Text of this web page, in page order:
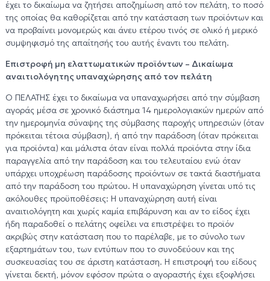
έχει το δικαίωμα να ζητήσει αποζημίωση από τον πελάτη, το ποσό
της οποίας θα καθορίζεται από την κατάσταση των προϊόντων και
να προβαίνει μονομερώς και άνευ ετέρου τινός σε ολικό ή μερικό
συμψηφισμό της απαίτησής του αυτής έναντι του πελάτη.
Επιστροφή μη ελαττωματικών προϊόντων – Δικαίωμα
αναιτιολόγητης υπαναχώρησης από τον πελάτη
Ο ΠΕΛΑΤΗΣ έχει το δικαίωμα να υπαναχωρήσει από την σύμβαση
αγοράς μέσα σε χρονικό διάστημα 14 ημερολογιακών ημερών από
την ημερομηνία σύναψης της σύμβασης παροχής υπηρεσιών (όταν
πρόκειται τέτοια σύμβαση), ή από την παράδοση (όταν πρόκειται
για προϊόντα) και μάλιστα όταν είναι πολλά προϊόντα στην ίδια
παραγγελία από την παράδοση και του τελευταίου ενώ όταν
υπάρχει υποχρέωση παράδοσης προϊόντων σε τακτά διαστήματα
από την παράδοση του πρώτου. Η υπαναχώρηση γίνεται υπό τις
ακόλουθες προϋποθέσεις: Η υπαναχώρηση αυτή είναι
αναιτιολόγητη και χωρίς καμία επιβάρυνση και αν το είδος έχει
ήδη παραδοθεί ο πελάτης οφείλει να επιστρέψει το προϊόν
ακριβώς στην κατάσταση που το παρέλαβε, με το σύνολο των
εξαρτημάτων του, των εντύπων που το συνοδεύουν και της
συσκευασίας του σε άριστη κατάσταση. Η επιστροφή του είδους
γίνεται δεκτή, μόνον εφόσον πρώτα ο αγοραστής έχει εξοφλήσει